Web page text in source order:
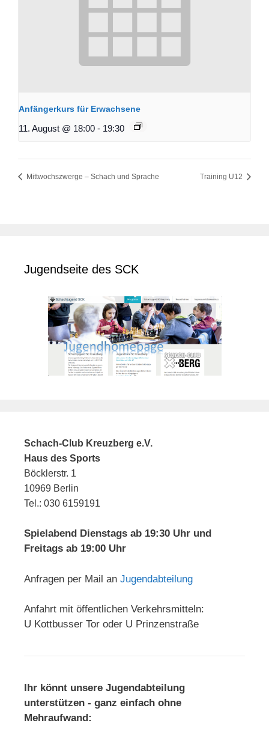
Anfängerkurs für Erwachsene
11. August @ 18:00 - 19:30
Mittwochszwerge – Schach und Sprache Training U12
Jugendseite des SCK
Schach-Club Kreuzberg e.V.
Haus des Sports
Böcklerstr. 1
10969 Berlin
Tel.: 030 6159191
Spielabend Dienstags ab 19:30 Uhr und
Freitags ab 19:00 Uhr
Anfragen per Mail an Jugendabteilung
Anfahrt mit öffentlichen Verkehrsmitteln:
U Kottbusser Tor oder U Prinzenstraße
Ihr könnt unsere Jugendabteilung
unterstützen - ganz einfach ohne
Mehraufwand: